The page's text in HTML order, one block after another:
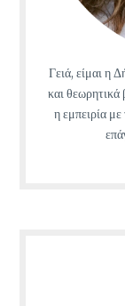
Γειά, είμαι η
και θεωρητικά
η εμπειρία